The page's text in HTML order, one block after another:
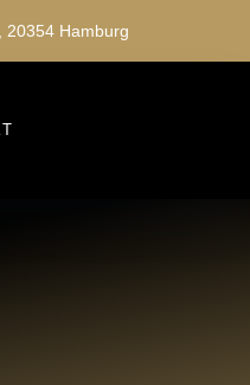
20354 Hamburg